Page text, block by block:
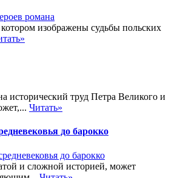
изображены судьбы польских
исторический труд Петра Великого и
Читать»
до барокко
и сложной историей, может